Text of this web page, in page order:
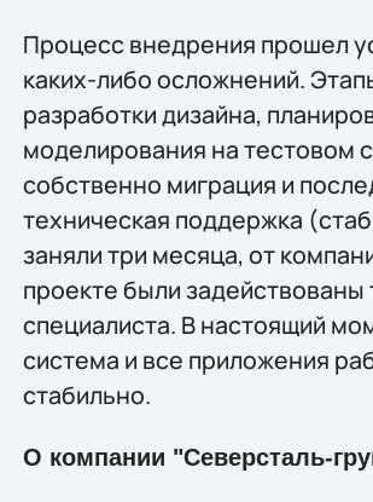
Процесс внедрения прошел
каких-либо осложнений.
разработки дизайна,
моделирования на тестовом
собственно миграция и
техническая поддержка
заняли три месяца, от
проекте были задействованы
специалиста. В настоящий
система и все приложения
стабильно.
О компании "Северсталь-